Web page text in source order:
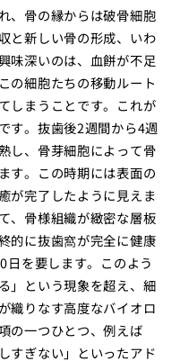
、骨の縁からは破骨細胞
と新しい骨の形成、いわ
味深いのは、血餅が不足
の細胞たちの移動ルート
しまうことです。これが
す。抜歯後2週間から4週
し、骨芽細胞によって骨
す。この時期には表面の
が完了したように見えま
、骨様組織が緻密な層板
的に抜歯窩が完全に健康
を要します。このよう
」という現象を超え、細
織りなす高度なバイオロ
の一つひとつ、例えば
すぎない」といったアド